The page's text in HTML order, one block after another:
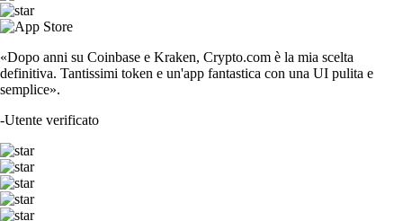
«Dopo anni su Coinbase e Kraken, Crypto.com è la mia scelta
definitiva. Tantissimi token e un'app fantastica con una UI pulita e
semplice».
-Utente verificato